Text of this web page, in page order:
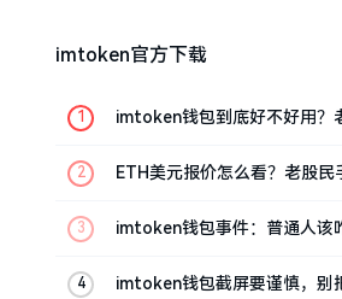
imtoken官方下载
imtoken钱包到底好不好用？
ETH美元报价怎么看？老股民
imtoken钱包事件：普通人该
imtoken钱包截屏要谨慎，别